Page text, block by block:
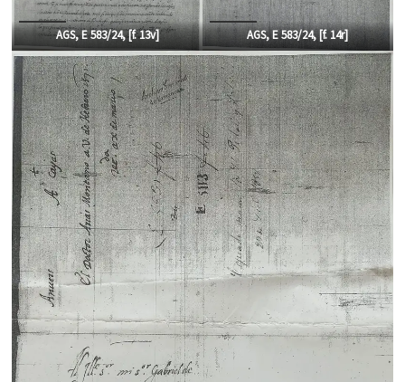
AGS, E 583/24, [f. 13v] AGS, E 583/24, [f.14r]